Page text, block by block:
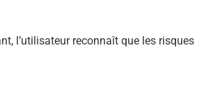
l’utilisateur reconnaît que les